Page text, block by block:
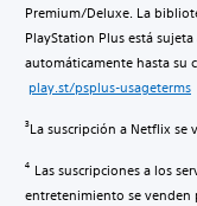
Premium/Deluxe. La
PlayStation Plus está
automáticamente hasta su
play.st/psplus-usageterms
3La suscripción a Netflix se
4
Las suscripciones a los
entretenimiento se venden